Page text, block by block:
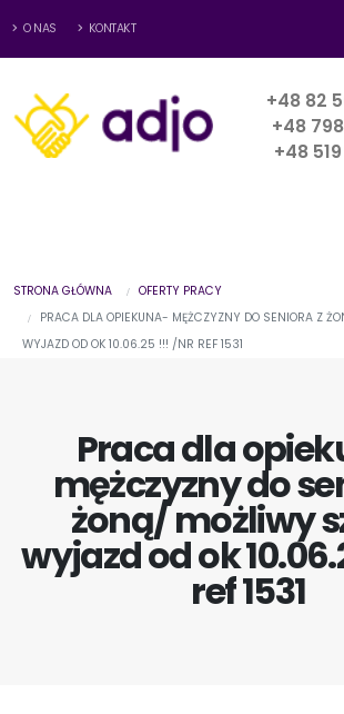
O NAS KONTAKT
+48 82
+48
+48
STRONA GŁÓWNA
OFERTY PRACY
PRACA DLA OPIEKUNA- MĘŻCZYZNY DO SENIORA Z
WYJAZD OD OK 10.06.25 !!! /NR REF 1531
Praca dla
mężczyzny do
żoną/ możliwy
wyjazd od ok
ref 1531